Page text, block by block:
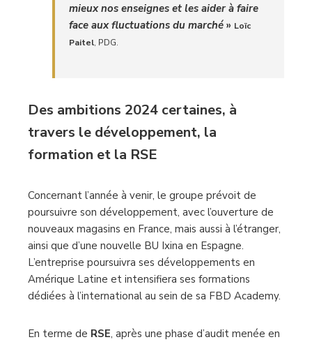
mieux nos enseignes et les aider à faire
face aux fluctuations du marché» Loïc
Paitel, PDG.
Des ambitions 2024 certaines, à
travers le développement, la
formation et la RSE
Concernant l’année à venir, le groupe prévoit de
poursuivre son développement, avec l’ouverture de
nouveaux magasins en France, mais aussi à l’étranger,
ainsi que d’une nouvelle BU Ixina en Espagne.
L’entreprise poursuivra ses développements en
Amérique Latine et intensifiera ses formations
dédiées à l’international au sein de sa FBD Academy.
En terme de RSE, après une phase d’audit menée en